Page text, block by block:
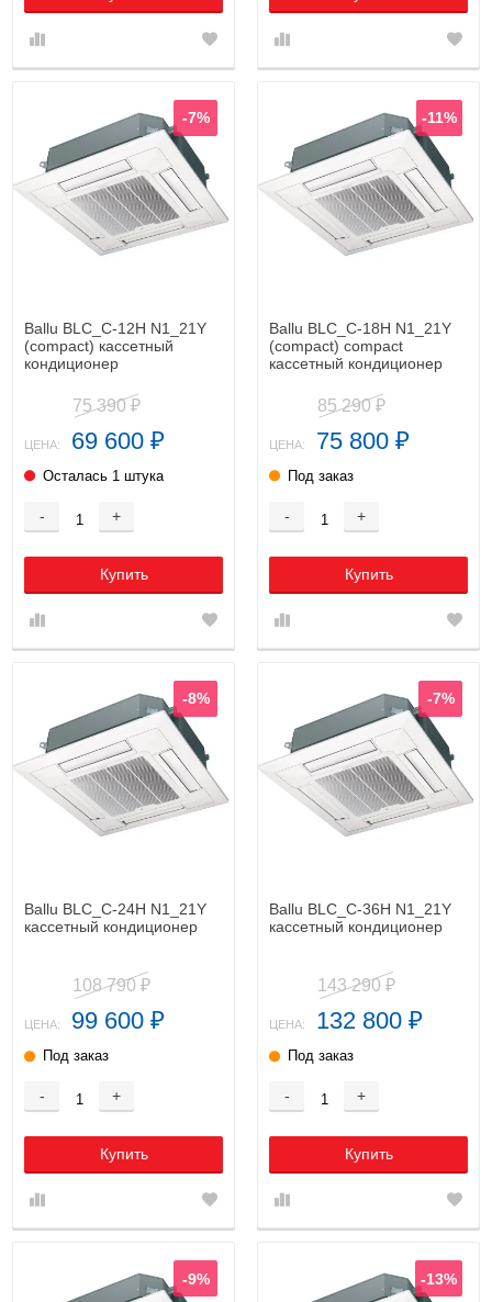
-7%
Ballu BLC_C-12H N1_21Y
(compact) кассетный
кондиционер
75 390 ₽
ЦЕНА: 69 600 ₽
Осталась 1 штука
- +
Купить
-11%
Ballu BLC_C-18H N1_21Y
(compact) compact
кассетный кондиционер
85 290 ₽
ЦЕНА: 75 800 ₽
Под заказ
- +
Купить
-8%
Ballu BLC_C-24H N1_21Y
кассетный кондиционер
108 790 ₽
ЦЕНА: 99 600 ₽
Под заказ
- +
Купить
-7%
Ballu BLC_C-36H N1_21Y
кассетный кондиционер
143 290 ₽
ЦЕНА: 132 800 ₽
Под заказ
- +
Купить
-9% -13%